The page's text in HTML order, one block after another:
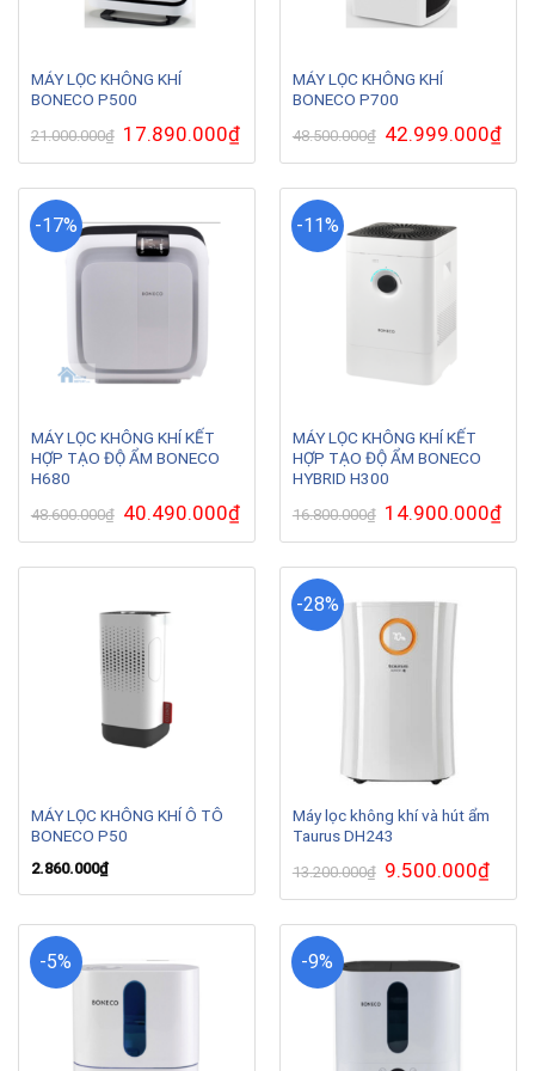
MÁY LỌC KHÔNG KHÍ
BONECO P500
21.000.000₫ Giá
gốc
là:
17.890.000₫Giá
hiện
tại
17.890.000₫.
MÁY LỌC KHÔNG KHÍ
BONECO P700
48.500.000₫
Giá
gốc
là:
42.999.000₫Giá
hiện
tại
-17%
MÁY LỌC KHÔNG KHÍ KẾT
HỢP TẠO ĐỘ ẨM BONECO
H680
48.600.000₫
Giá
gốc
là:
40.490.000₫Giá
hiện
tại
40.490.000₫.
-11%
MÁY LỌC KHÔNG KHÍ KẾT
HỢP TẠO ĐỘ ẨM BONECO
HYBRID H300
16.800.000₫ Giá
gốc
là:
14.900.000₫Giá
hiện
tại
MÁY LỌC KHÔNG KHÍ Ô TÔ
BONECO P50
2.860.000₫
-28%
Máy lọc không khí và hút ẩm
Taurus DH243
13.200.000₫ Giá
gốc
là:
9.500.000₫Giá
hiện
tại
-5% -9%